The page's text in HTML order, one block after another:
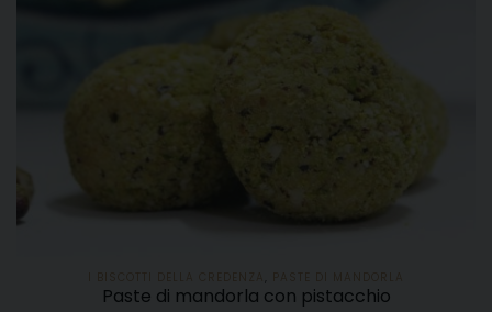
Paste di mandorla con pistacchio